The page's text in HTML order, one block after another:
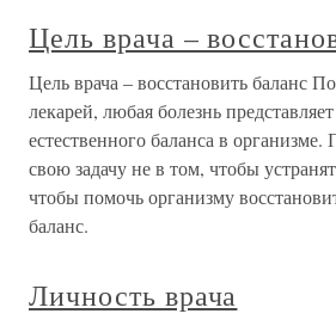
Цель врача –
Цель врача – восстановить баланс
лекарей, любая болезнь
естественного баланса в
свою задачу не в том, чтобы
чтобы помочь организму
баланс.
Личность врача